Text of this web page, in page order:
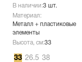
В наличии:3 шт.
Материал:
Металл + пластиковые
элементы
Высота, см:33
33 26.5 38